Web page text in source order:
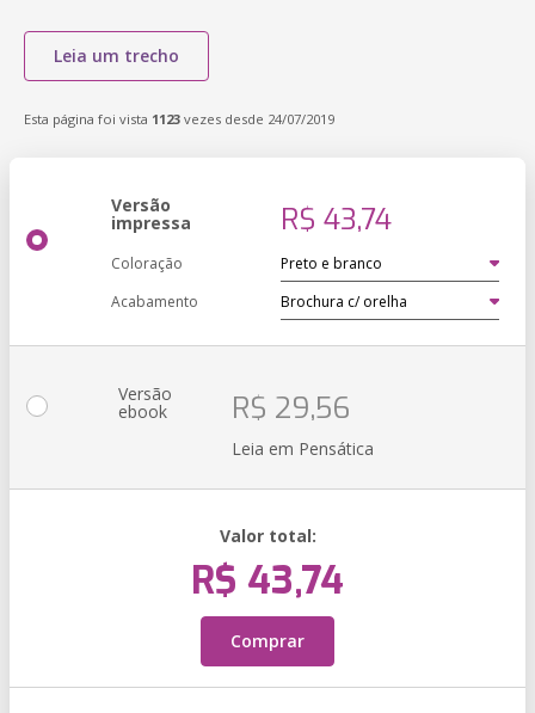
Leia um trecho
Esta página foi vista 1123 vezes desde 24/07/2019
Versão
impressa R$ 43,74
Coloração
Acabamento
Versão
ebook R$ 29,56
Leia em Pensática
Valor total:
R$ 43,74
Comprar